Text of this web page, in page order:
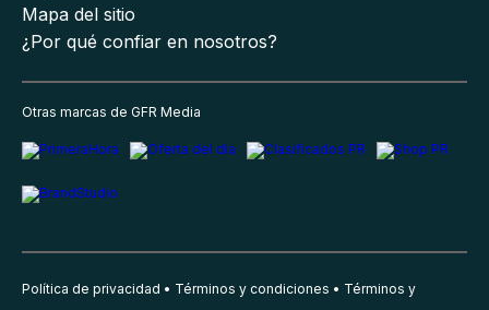
Mapa del sitio
¿Por qué confiar en nosotros?
Otras marcas de GFR Media
Política de privacidad Términos y condiciones
Términos y